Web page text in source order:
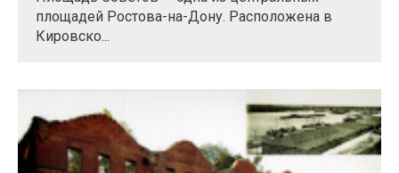
площадей Ростова-на-Дону. Расположена в
Кировско...